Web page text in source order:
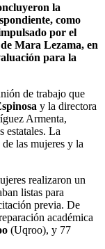
la
como
por el
Mara Lezama, en
para la
de trabajo que
y la directora
Armenta,
estatales. La
las mujeres y la
realizaron un
listas para
previa. De
académica
(Uqroo), y 77